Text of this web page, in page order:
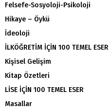
Felsefe-Sosyoloji-Psikoloji
Hikaye – Öykü
İdeoloji
İLKÖĞRETİM İÇİN 100 TEMEL ESER
Kişisel Gelişim
Kitap Özetleri
LİSE İÇİN 100 TEMEL ESER
Masallar